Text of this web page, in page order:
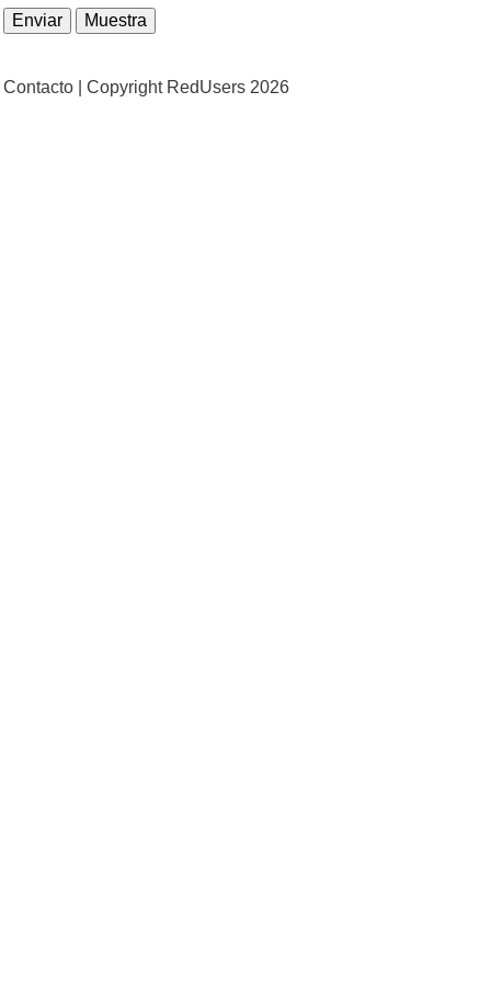
Contacto | Copyright RedUsers 2026